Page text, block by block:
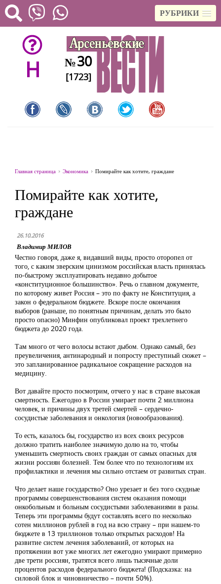
РУБРИКИ
H №30
[1723]
Главная страница Экономика Помирайте как хотите, граждане
Помирайте как хотите,
граждане
26.10.2016
Владимир МИЛОВ
Честно говоря, даже я, видавший виды, просто оторопел от
того, с каким зверским цинизмом российская власть принялась
по-быстрому эксплуатировать недавно добытое
«конституционное большинство». Речь о главном документе,
по которому живет Россия – это по факту не Конституция, а
закон о федеральном бюджете. Вскоре после окончания
выборов (раньше, по понятным причинам, делать это было
просто опасно) Минфин опубликовал проект трехлетнего
бюджета до 2020 года.
Там много от чего волосы встают дыбом. Однако самый, без
преувеличения, антинародный и попросту преступный сюжет –
это запланированное радикальное сокращение расходов на
медицину.
Вот давайте просто посмотрим, отчего у нас в стране высокая
смертность. Ежегодно в России умирает почти 2 миллиона
человек, и причины двух третей смертей – сердечно-
сосудистые заболевания и онкология (новообразования).
То есть, казалось бы, государство из всех своих ресурсов
должно тратить наиболее значимую долю на то, чтобы
уменьшить смертность своих граждан от самых опасных для
жизни россиян болезней. Тем более что по технологиям их
профилактики и лечения мы сильно отстаем от развитых стран.
Что делает наше государство? Оно урезает и без того скудные
программы совершенствования систем оказания помощи
онкобольным и больным сосудистыми заболеваниями в разы.
Теперь эти программы будут составлять всего по несколько
сотен миллионов рублей в год на всю страну – при нашем-то
бюджете в 13 триллионов только открытых расходов! На
развитие систем лечения заболеваний, от которых на
протяжении вот уже многих лет ежегодно умирают примерно
две трети россиян, тратятся всего лишь тысячные доли
процентов расходов федерального бюджета! (Подсказка: на
силовой блок и чиновничество – почти 50%).